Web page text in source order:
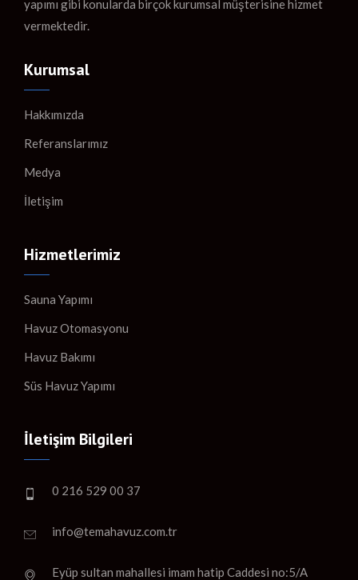
yapımı gibi konularda birçok kurumsal müşterisine hizmet
vermektedir.
Kurumsal
Hakkımızda
Referanslarımız
Medya
İletişim
Hizmetlerimiz
Sauna Yapımı
Havuz Otomasyonu
Havuz Bakımı
Süs Havuz Yapımı
İletişim Bilgileri
0 216 529 00 37
info@temahavuz.com.tr
Eyüp sultan mahallesi imam hatip Caddesi no:5/A